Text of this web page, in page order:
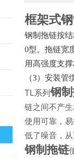
框架式
钢制拖链按
0型。拖链宽
用高强度支
（3）安装
TL系列钢
链之间不产
使用可靠，
低了噪音，
钢制拖链